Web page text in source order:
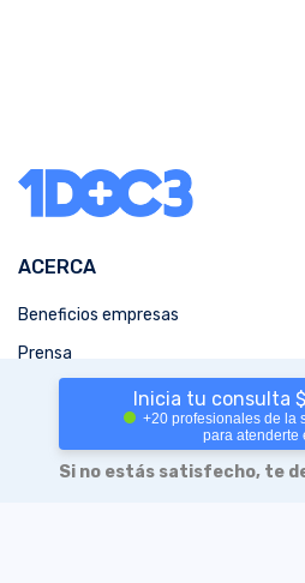
Inicia tu consulta
+20 profesionales de la
para atenderte
Si no estás satisfecho, te
ACERCA
Beneficios empresas
Prensa
MÁS INFORMACIÓN
Políticas de privacidad